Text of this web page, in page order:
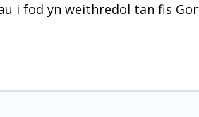
i fod yn weithredol tan fis